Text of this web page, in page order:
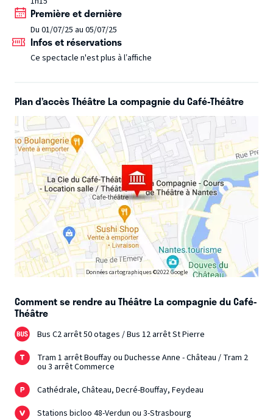
Première et dernière
Du 01/07/25 au 05/07/25
Infos et réservations
Ce spectacle n'est plus à l’affiche
Plan d’accès Théâtre La compagnie du Café-Théâtre
Données cartographiques ©2022 Google
Comment se rendre au Théâtre La compagnie du Café-
Théâtre
Bus C2 arrêt 50 otages / Bus 12 arrêt St Pierre
Tram 1 arrêt Bouffay ou Duchesse Anne - Château / Tram 2
ou 3 arrêt Commerce
Cathédrale, Château, Decré-Bouffay, Feydeau
Stations bicloo 48-Verdun ou 3-Strasbourg